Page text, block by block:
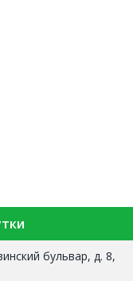
бульвар, д. 8,